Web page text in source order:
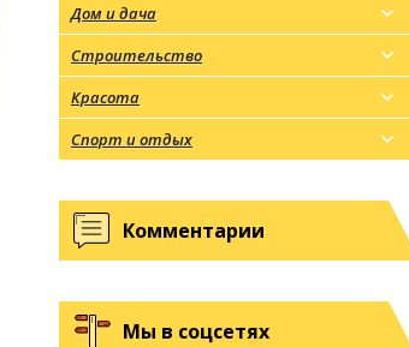
Дом и дача
Строительство
Красота
Спорт и отдых
Комментарии
Мы в соцсетях